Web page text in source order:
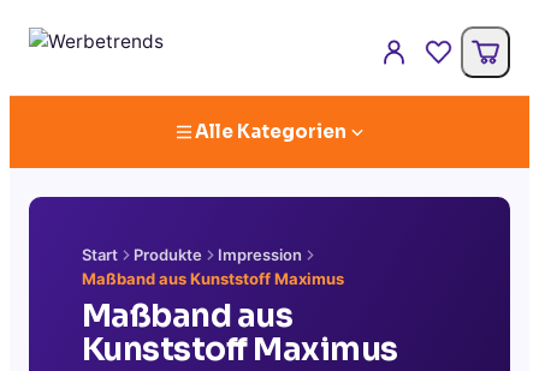
Alle Kategorien
Start Produkte
Impression
Maßband aus Kunststoff Maximus
Maßband aus
Kunststoff Maximus